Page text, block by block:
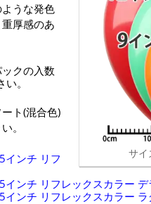
サイ
うな発色
厚感のあ
クの入数
。
ト(混合色)
。
インチ リフ
ンチ リフレックスカラー デ
ンチ リフレックスカラー